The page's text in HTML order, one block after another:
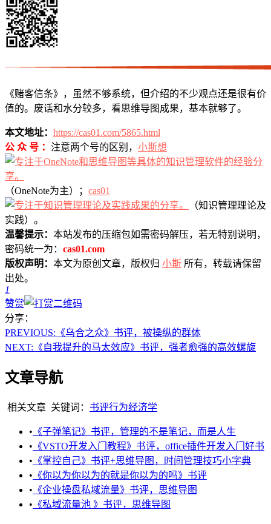
《赌客信条》，虽然不够系统，但介绍的不少观点还是很有价
值的。废话和水分较多，看思维导图成果，基本就够了。
本文地址： https://cas01.com/5865.html
公 众 号 ： 注意两个号的区别， 小斯想
（OneNote为主）； cas01
（知识管理理论及
实践）。
温馨提示： 本站发布的压缩包如需密码解压，若无特别说明，
密码统一为： cas01.com
版权声明： 本文为原创文章，版权归 小斯 所有，转载请保留
出处。
1
赞赏
分享：
PREVIOUS: 《乌合之众》书评，被操纵的群体
NEXT: 《自我提升的马太效应》书评，强者愈强的高效螺旋
文章导航
相关文章 关键词： 书评行为经济学
• 《子弹笔记》书评，管理的不是笔记，而是人生
• 《VSTO开发入门教程》书评，office插件开发入门好书
• 《掌控自己》书评+思维导图，时间管理技巧小字典
• 《你以为你以为的就是你以为的吗》书评
• 《企业操盘私域流量》书评，思维导图
• 《私域流量池 》书评，思维导图